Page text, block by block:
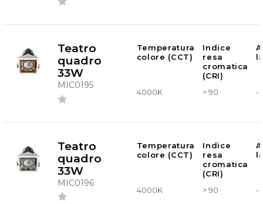
Teatro
quadro
33W
MIC0195
Temperatura
colore (CCT)
Indice
resa
cromatica
(CRI)
4000K > 90 -
Teatro
quadro
33W
MIC0196
Temperatura
colore (CCT)
Indice
resa
cromatica
(CRI)
4000K > 90 -